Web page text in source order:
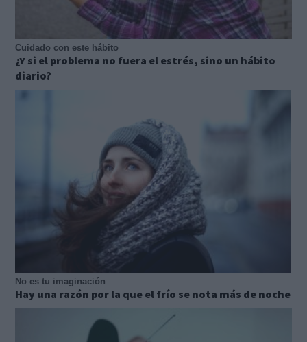
Cuidado con este hábito
¿Y si el problema no fuera el estrés, sino un hábito
diario?
No es tu imaginación
Hay una razón por la que el frío se nota más de noche